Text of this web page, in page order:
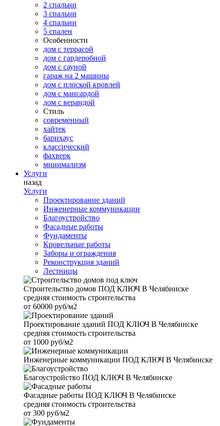
2 спальни
3 спальни
4 спальни
5 спален
Особенности
дом с террасой
дом с гардеробной
дом с сауной
гараж на 2 машины
дом с плоской кровлей
дом с мансардой
дом с верандой
Стиль
современный
хайтек
барнхаус
классический
фахверк
минимализм
Услуги
назад
Услуги
Проектирование зданий
Инженерные коммуникации
Благоустройство
Фасадные работы
Фундаменты
Кровельные работы
Заборы и ограждения
Реконструкция зданий
Лестницы
Строительство домов ПОД КЛЮЧ В Челябинске
средняя стоимость строительства
от 60000 руб/м2
Проектирование зданий ПОД КЛЮЧ В Челябинске
средняя стоимость строительства
от 1000 руб/м2
Инженерные коммуникации ПОД КЛЮЧ В Челябинске
Благоустройство ПОД КЛЮЧ В Челябинске
Фасадные работы ПОД КЛЮЧ В Челябинске
средняя стоимость строительства
от 300 руб/м2